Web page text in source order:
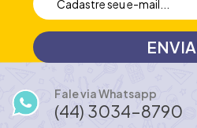
Fale via Whatsapp
(44) 3034-8790